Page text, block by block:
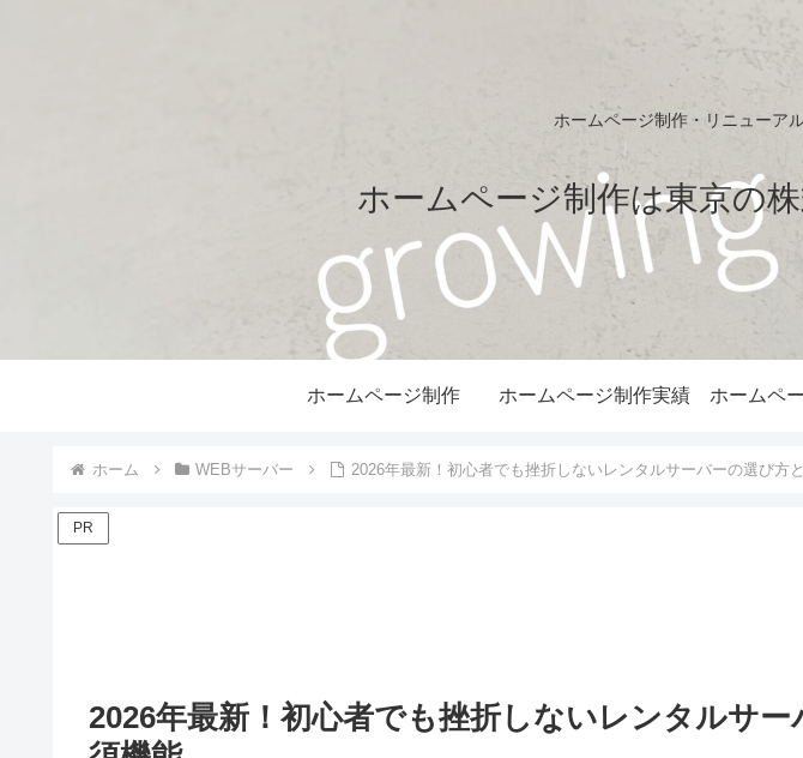
ホームページ制作・リニューア
ホームページ制作は東京の
ホームページ制作 ホームページ制作実績 ホームペ
ホーム WEBサーバー 2026年最新！初心者でも挫折しないレンタルサーバーの選び方
PR
2026年最新！初心者でも挫折しないレンタルサ